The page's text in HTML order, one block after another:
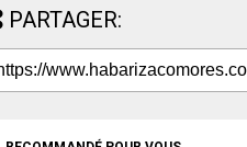
PARTAGER: